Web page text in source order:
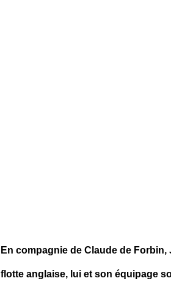
En compagnie de Claude de
flotte anglaise, lui et son équipage